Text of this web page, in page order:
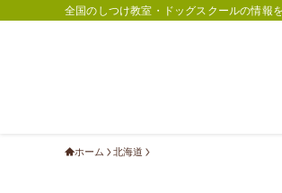
全国のしつけ教室・ドッグスクールの情報
ホーム 北海道